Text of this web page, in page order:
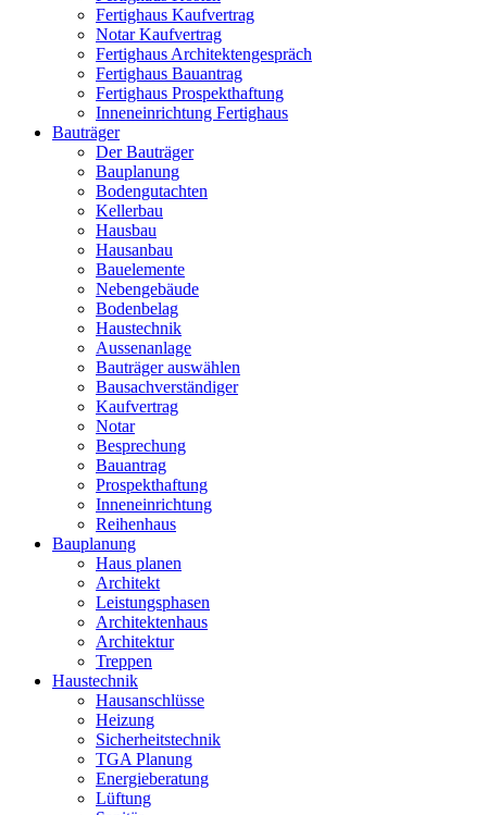
Fertighaus Kaufvertrag
Notar Kaufvertrag
Fertighaus Architektengespräch
Fertighaus Bauantrag
Fertighaus Prospekthaftung
Inneneinrichtung Fertighaus
Bauträger
Der Bauträger
Bauplanung
Bodengutachten
Kellerbau
Hausbau
Hausanbau
Bauelemente
Nebengebäude
Bodenbelag
Haustechnik
Aussenanlage
Bauträger auswählen
Bausachverständiger
Kaufvertrag
Notar
Besprechung
Bauantrag
Prospekthaftung
Inneneinrichtung
Reihenhaus
Bauplanung
Haus planen
Architekt
Leistungsphasen
Architektenhaus
Architektur
Treppen
Haustechnik
Hausanschlüsse
Heizung
Sicherheitstechnik
TGA Planung
Energieberatung
Lüftung